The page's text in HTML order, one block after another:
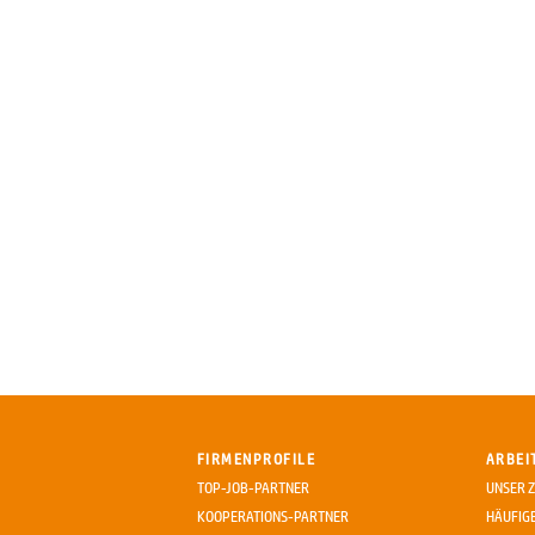
FIRMENPROFILE
TOP-JOB-PARTNER
KOOPERATIONS-PARTNER
UNSER